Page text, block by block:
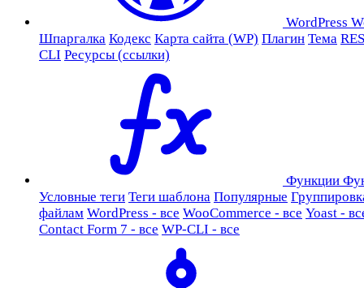
WordPress
Шпаргалка Кодекс Карта сайта (WP) Плагин Тема
CLI Ресурсы (ссылки)
Функции
Условные теги Теги шаблона Популярные
файлам WordPress - все WooCommerce - все Yoast -
Contact Form 7 - все WP-CLI - все